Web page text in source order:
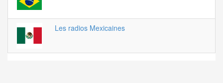
Les radios Mexicaines